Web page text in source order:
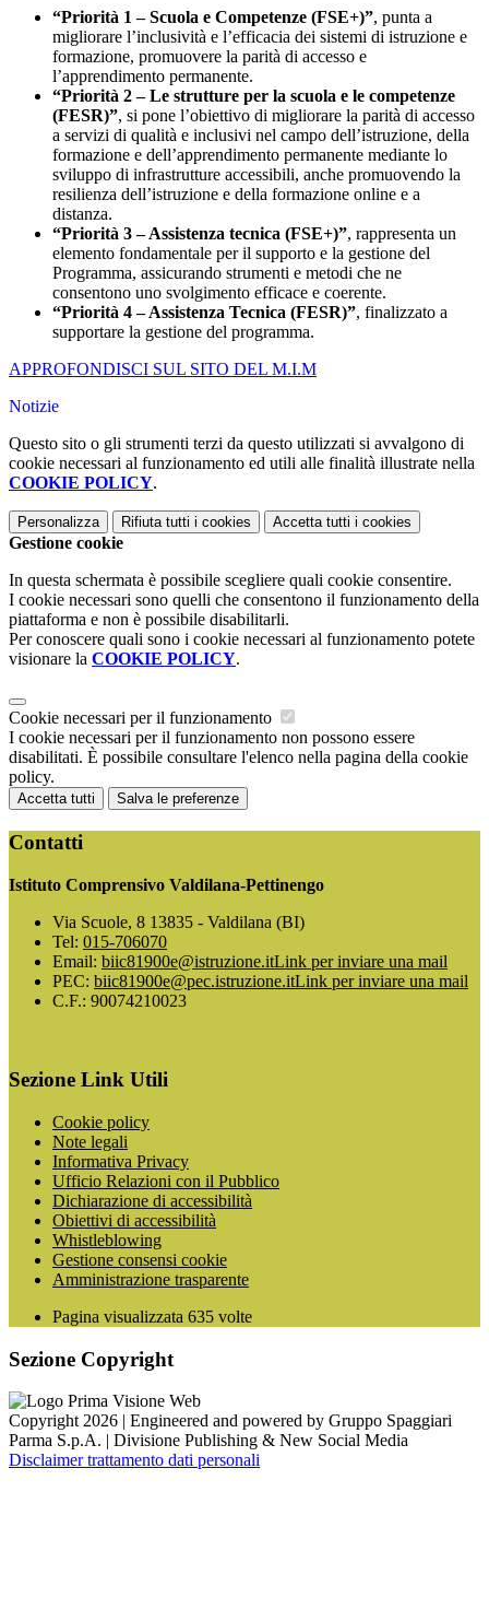
“Priorità 1 – Scuola e Competenze (FSE+)”, punta a
migliorare l’inclusività e l’efficacia dei sistemi di istruzione e
formazione, promuovere la parità di accesso e
l’apprendimento permanente.
“Priorità 2 – Le strutture per la scuola e le competenze
(FESR)”, si pone l’obiettivo di migliorare la parità di accesso
a servizi di qualità e inclusivi nel campo dell’istruzione, della
formazione e dell’apprendimento permanente mediante lo
sviluppo di infrastrutture accessibili, anche promuovendo la
resilienza dell’istruzione e della formazione online e a
distanza.
“Priorità 3 – Assistenza tecnica (FSE+)”, rappresenta un
elemento fondamentale per il supporto e la gestione del
Programma, assicurando strumenti e metodi che ne
consentono uno svolgimento efficace e coerente.
“Priorità 4 – Assistenza Tecnica (FESR)”, finalizzato a
supportare la gestione del programma.
APPROFONDISCI SUL SITO DEL M.I.M
Notizie
Questo sito o gli strumenti terzi da questo utilizzati si avvalgono di
cookie necessari al funzionamento ed utili alle finalità illustrate nella
COOKIE POLICY.
Personalizza Rifiuta tutti i cookies Accetta tutti i cookies
Gestione cookie
In questa schermata è possibile scegliere quali cookie consentire.
I cookie necessari sono quelli che consentono il funzionamento della
piattaforma e non è possibile disabilitarli.
Per conoscere quali sono i cookie necessari al funzionamento potete
visionare la COOKIE POLICY.
Cookie necessari per il funzionamento
I cookie necessari per il funzionamento non possono essere
disabilitati. È possibile consultare l'elenco nella pagina della cookie
policy.
Accetta tutti Salva le preferenze
Contatti
Istituto Comprensivo Valdilana-Pettinengo
Via Scuole, 8 13835 - Valdilana (BI)
Tel: 015-706070
Email: biic81900e@istruzione.itLink per inviare una mail
PEC: biic81900e@pec.istruzione.itLink per inviare una mail
C.F.: 90074210023
Sezione Link Utili
Cookie policy
Note legali
Informativa Privacy
Ufficio Relazioni con il Pubblico
Dichiarazione di accessibilità
Obiettivi di accessibilità
Whistleblowing
Gestione consensi cookie
Amministrazione trasparente
Pagina visualizzata 635 volte
Sezione Copyright
Copyright 2026 | Engineered and powered by Gruppo Spaggiari
Parma S.p.A. | Divisione Publishing & New Social Media
Disclaimer trattamento dati personali